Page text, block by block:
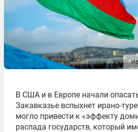
В США и в Европе начали
Закавказье вспыхнет ирано-
могло привести к «эффекту
распада государств, который